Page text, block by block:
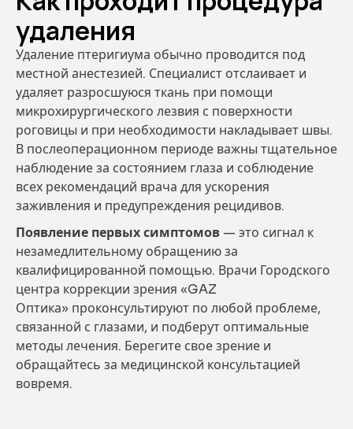
удаления
Удаление птеригиума обычно проводится под
местной анестезией. Специалист отслаивает и
удаляет разросшуюся ткань при помощи
микрохирургического лезвия с поверхности
роговицы и при необходимости накладывает швы.
В послеоперационном периоде важны тщательное
наблюдение за состоянием глаза и соблюдение
всех рекомендаций врача для ускорения
заживления и предупреждения рецидивов.
Появление первых симптомов — это сигнал к
незамедлительному обращению за
квалифицированной помощью. Врачи Городского
центра коррекции зрения «GAZ
Оптика» проконсультируют по любой проблеме,
связанной с глазами, и подберут оптимальные
методы лечения. Берегите свое зрение и
обращайтесь за медицинской консультацией
вовремя.